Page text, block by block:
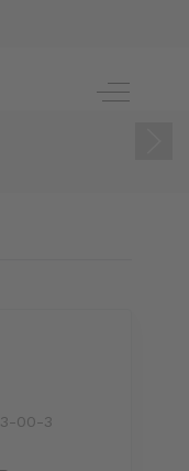
Off-
00-3